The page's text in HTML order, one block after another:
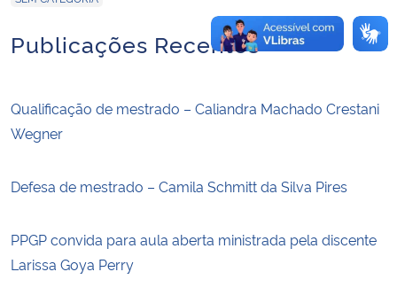
Publicações Recentes
Qualificação de mestrado – Caliandra Machado Crestani
Wegner
Defesa de mestrado – Camila Schmitt da Silva Pires
PPGP convida para aula aberta ministrada pela discente
Larissa Goya Perry